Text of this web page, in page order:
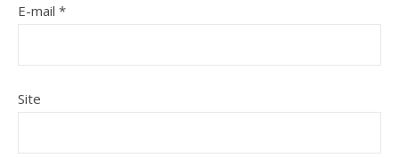
E-mail *
Site